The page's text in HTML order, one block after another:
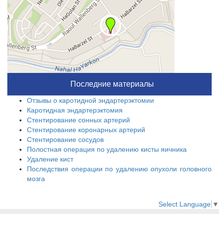
Последние материалы
Отзывы о каротидной эндартерэктомии
Каротидная эндартерэктомия
Стентирование сонных артерий
Стентирование коронарных артерий
Стентирование сосудов
Полостная операция по удалению кисты яичника
Удаление кист
Последствия операции по удалению опухоли головного
мозга
Select Language ▼